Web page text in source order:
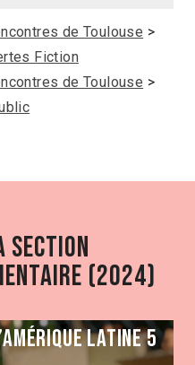
de Toulouse >
Fiction
de Toulouse >
section
(2024)
Latine 5